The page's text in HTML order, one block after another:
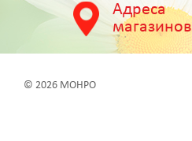
Адреса
магазинов
© 2026 МОНРО